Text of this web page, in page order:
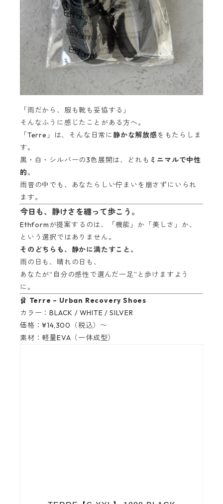
「雨だから、服も靴も妥協する」
そんなふうに感じたことがある方へ。
「Terre」は、そんな日常に静かな解放感をもたらしま
す。
黒・白・シルバーの3色展開は、どれも ミニマルで中性
的。
雨音の中でも、あなたらしい佇まいを崩さずにいられ
ます。
今日も、静けさを纏って歩こう。
Ethformが提案するのは、「機能」か「美しさ」か、
という選択ではありません。
そのどちらも、静かに満たすこと。
雨の日も、晴れの日も、
あなたが“自分の感性で選んだ一足”と歩けますよう
に。
🩰 Terre – Urban Recovery Shoes
カラー：BLACK / WHITE / SILVER
価格：¥14,300（税込）〜
素材：軽量EVA（一体成型）